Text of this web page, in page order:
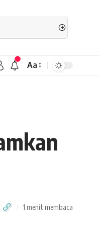
Aa
1 menit membaca